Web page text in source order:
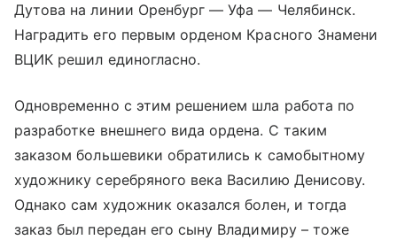
Дутова на линии Оренбург — Уфа — Челябинск.
Наградить его первым орденом Красного Знамени
ВЦИК решил единогласно.
Одновременно с этим решением шла работа по
разработке внешнего вида ордена. С таким
заказом большевики обратились к самобытному
художнику серебряного века Василию Денисову.
Однако сам художник оказался болен, и тогда
заказ был передан его сыну Владимиру – тоже